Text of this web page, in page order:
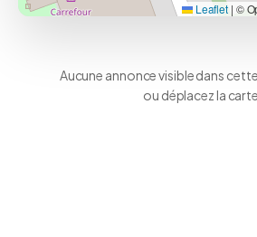
Leaflet | ©
Aucune annonce visible dans
ou déplacez la carte.